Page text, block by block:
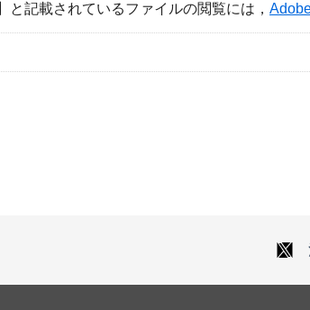
と記載されているファイルの閲覧には，